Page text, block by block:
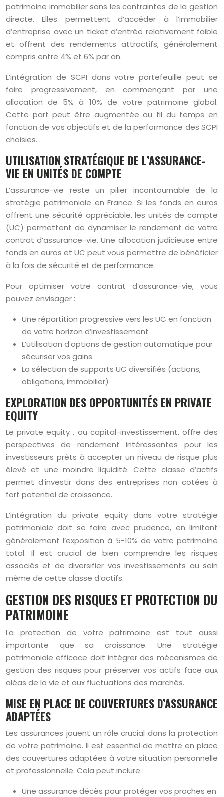
patrimoine immobilier sans les contraintes de la gestion
directe. Elles permettent d’accéder à l’immobilier
d’entreprise avec un ticket d’entrée relativement faible
et offrent des rendements attractifs, généralement
compris entre 4% et 6% par an.
L’intégration de SCPI dans votre portefeuille peut se
faire progressivement, en commençant par une
allocation de 5% à 10% de votre patrimoine global.
Cette part peut être augmentée au fil du temps en
fonction de vos objectifs et de la performance des SCPI
choisies.
UTILISATION STRATÉGIQUE DE L’ASSURANCE-
VIE EN UNITÉS DE COMPTE
L’assurance-vie reste un pilier incontournable de la
stratégie patrimoniale en France. Si les fonds en euros
offrent une sécurité appréciable, les unités de compte
(UC) permettent de dynamiser le rendement de votre
contrat d’assurance-vie. Une allocation judicieuse entre
fonds en euros et UC peut vous permettre de bénéficier
à la fois de sécurité et de performance.
Pour optimiser votre contrat d’assurance-vie, vous
pouvez envisager :
Une répartition progressive vers les UC en fonction
de votre horizon d’investissement
L’utilisation d’options de gestion automatique pour
sécuriser vos gains
La sélection de supports UC diversifiés (actions,
obligations, immobilier)
EXPLORATION DES OPPORTUNITÉS EN PRIVATE
EQUITY
Le private equity , ou capital-investissement, offre des
perspectives de rendement intéressantes pour les
investisseurs prêts à accepter un niveau de risque plus
élevé et une moindre liquidité. Cette classe d’actifs
permet d’investir dans des entreprises non cotées à
fort potentiel de croissance.
L’intégration du private equity dans votre stratégie
patrimoniale doit se faire avec prudence, en limitant
généralement l’exposition à 5-10% de votre patrimoine
total. Il est crucial de bien comprendre les risques
associés et de diversifier vos investissements au sein
même de cette classe d’actifs.
GESTION DES RISQUES ET PROTECTION DU
PATRIMOINE
La protection de votre patrimoine est tout aussi
importante que sa croissance. Une stratégie
patrimoniale efficace doit intégrer des mécanismes de
gestion des risques pour préserver vos actifs face aux
aléas de la vie et aux fluctuations des marchés.
MISE EN PLACE DE COUVERTURES D’ASSURANCE
ADAPTÉES
Les assurances jouent un rôle crucial dans la protection
de votre patrimoine. Il est essentiel de mettre en place
des couvertures adaptées à votre situation personnelle
et professionnelle. Cela peut inclure :
Une assurance décès pour protéger vos proches en